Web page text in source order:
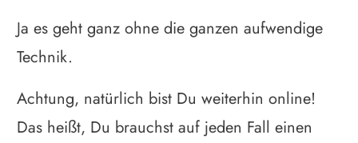
Ja es geht ganz ohne die ganzen aufwendige
Technik.
Achtung, natürlich bist Du weiterhin online!
Das heißt, Du brauchst auf jeden Fall einen